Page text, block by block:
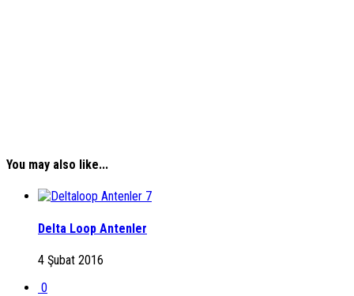
You may also like...
7
Delta Loop Antenler
4 Şubat 2016
0